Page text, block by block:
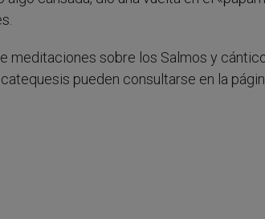
meditaciones sobre los Salmos y
pueden consultarse en la